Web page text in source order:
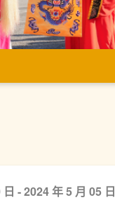
- 2024 年 5 月 05 日